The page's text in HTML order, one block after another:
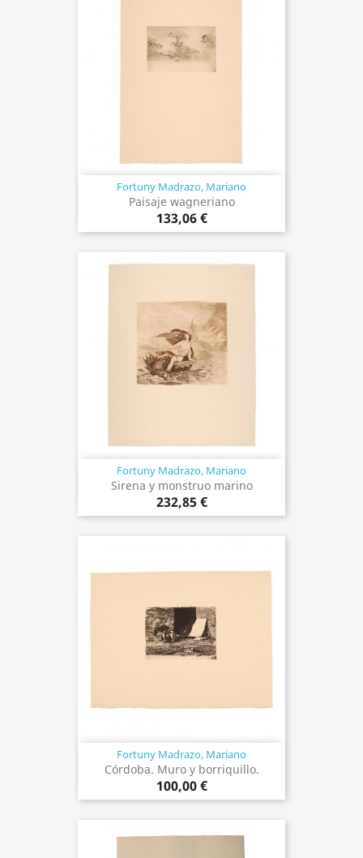
Fortuny Madrazo, Mariano
Paisaje wagneriano
133,06 €
Fortuny Madrazo, Mariano
Sirena y monstruo marino
232,85 €
Fortuny Madrazo, Mariano
Córdoba. Muro y borriquillo.
100,00 €